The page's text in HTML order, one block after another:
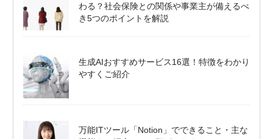
わる？社会保険との関係や事業主が備えるべ
き5つのポイントを解説
生成AIおすすめサービス16選！特徴をわかり
やすくご紹介
万能ITツール「Notion」でできること・主な